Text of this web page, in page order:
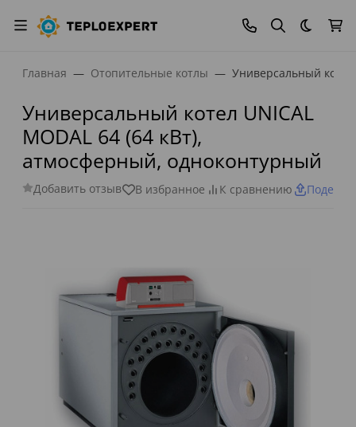
Темная
Главная Отопительные котлы Универсальный
Универсальный котел UNICAL
MODAL 64 (64 кВт),
атмосферный, одноконтурный
Добавить отзыв В избранное К сравнению